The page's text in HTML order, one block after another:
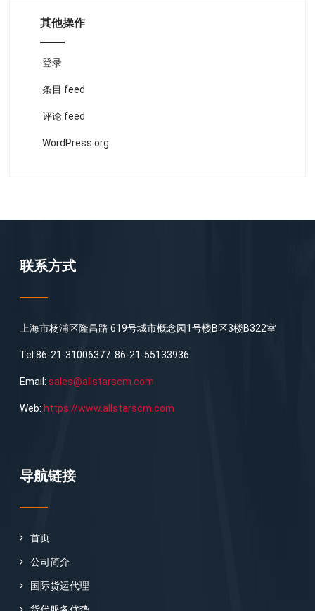
其他操作
登录
条目 feed
评论 feed
WordPress.org
联系方式
上海市杨浦区隆昌路 619号城市概念园1号楼B区3楼B322室
Tel:86-21-31006377 86-21-55133936
Email:sales@allstarscm.com
Web: https://www.allstarscm.com
导航链接
首页
公司简介
国际货运代理